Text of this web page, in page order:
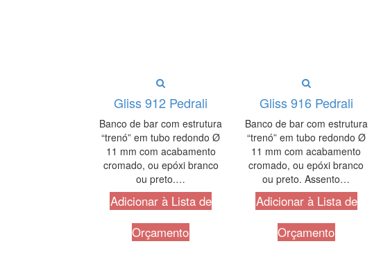
Gliss 912 Pedrali
Banco de bar com estrutura
“trenó” em tubo redondo Ø
11 mm com acabamento
cromado, ou epóxi branco
ou preto.…
Adicionar à Lista de
Orçamento
Gliss 916 Pedrali
Banco de bar com estrutura
“trenó” em tubo redondo Ø
11 mm com acabamento
cromado, ou epóxi branco
ou preto. Assento…
Adicionar à Lista de
Orçamento